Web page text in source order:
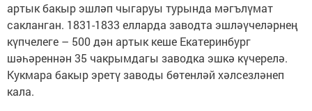
артык бакыр эшләп чыгаруы турында мәгълүмат
сакланган. 1831-1833 елларда заводта эшләүчеләрнең
күпчелеге – 500 дән артык кеше Екатеринбург
шәһәреннән 35 чакрымдагы заводка эшкә күчерелә.
Кукмара бакыр эретү заводы бөтенләй хәлсезләнеп
кала.